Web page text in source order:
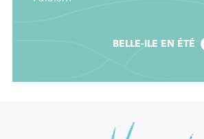
BELLE-ILE EN ÉTÉ